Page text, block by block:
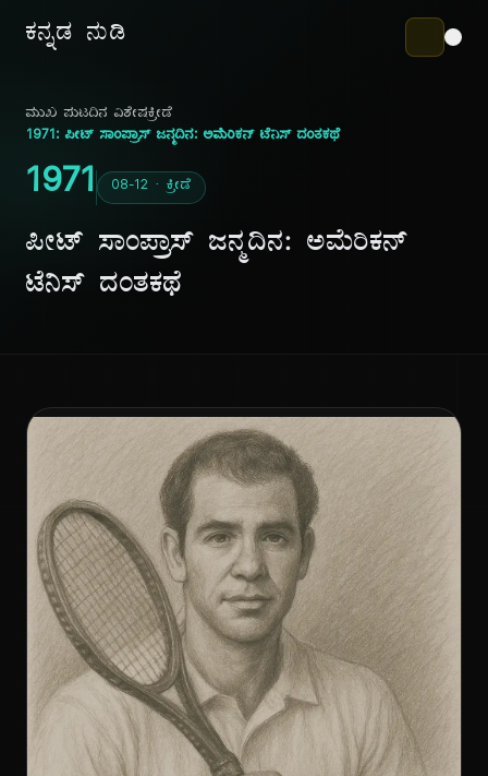
ಕನ್ನಡ ನುಡಿ
ಮುಖ ಪುಟದಿನ ವಿಶೇಷಕ್ರೀಡೆ
1971: ಪೀಟ್ ಸಾಂಪ್ರಾಸ್ ಜನ್ಮದಿನ: ಅಮೆರಿಕನ್ ಟೆನಿಸ್ ದಂತಕಥೆ
1971 08-12 · ಕ್ರೀಡೆ
ಪೀಟ್ ಸಾಂಪ್ರಾಸ್ ಜನ್ಮದಿನ: ಅಮೆರಿಕನ್
ಟೆನಿಸ್ ದಂತಕಥೆ